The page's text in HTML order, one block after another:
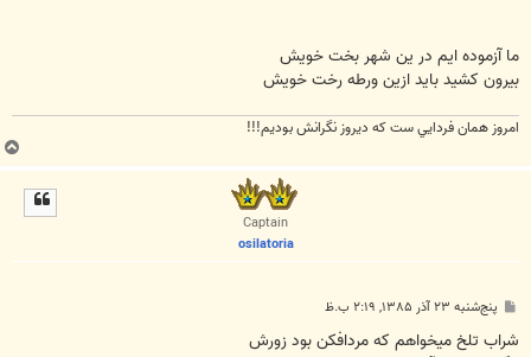
ما آزموده ايم در ين شهر بخت خويش
بيرون کشيد بايد ازين ورطه رخت خويش
امروز همان فردايي ست که ديروز نگرانش بوديم!!!
ب
ا
Captain
osilatoria
پ
ت
پنج‌شنبه ۲۳ آذر ۱۳۸۵, ۲:۱۹ ب.ظ
شراب تلخ ميخواهم که مردافکن بود زورش